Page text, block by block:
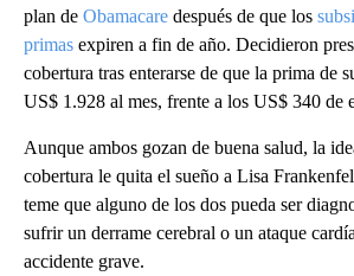
plan de Obamacare después de que los
primas expiren a fin de año. Decidieron
cobertura tras enterarse de que la prima de
US$ 1.928 al mes, frente a los US$ 340 de
Aunque ambos gozan de buena salud, la
cobertura le quita el sueño a Lisa
teme que alguno de los dos pueda ser
sufrir un derrame cerebral o un ataque
accidente grave.